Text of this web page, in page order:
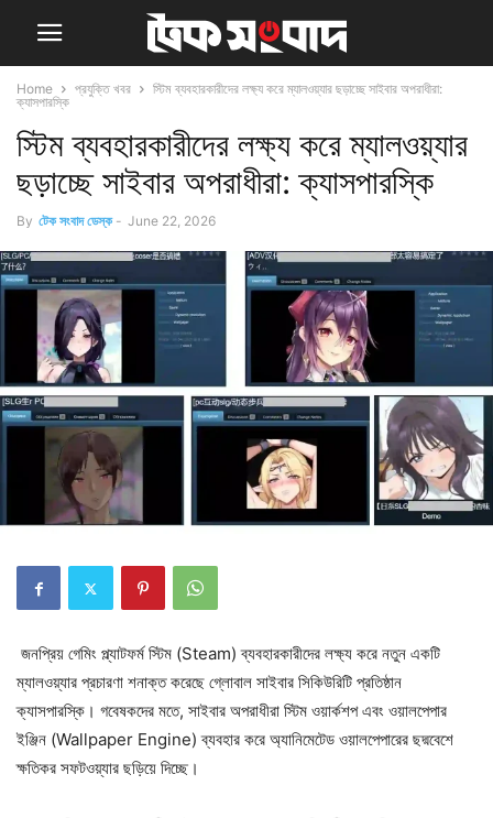
Home প্রযুক্তি খবর
স্টিম ব্যবহারকারীদের লক্ষ্য করে ম্যালওয়্যার ছড়াচ্ছে সাইবার অপরাধীরা:
ক্যাসপারস্কি
স্টিম ব্যবহারকারীদের লক্ষ্য করে ম্যালওয়্যার
ছড়াচ্ছে সাইবার অপরাধীরা: ক্যাসপারস্কি
By টেক সংবাদ ডেস্ক - June 22, 2026
জনপ্রিয় গেমিং প্ল্যাটফর্ম স্টিম (Steam) ব্যবহারকারীদের লক্ষ্য করে নতুন একটি
ম্যালওয়্যার প্রচারণা শনাক্ত করেছে গ্লোবাল সাইবার সিকিউরিটি প্রতিষ্ঠান
ক্যাসপারস্কি। গবেষকদের মতে, সাইবার অপরাধীরা স্টিম ওয়ার্কশপ এবং ওয়ালপেপার
ইঞ্জিন (Wallpaper Engine) ব্যবহার করে অ্যানিমেটেড ওয়ালপেপারের ছদ্মবেশে
ক্ষতিকর সফটওয়্যার ছড়িয়ে দিচ্ছে।